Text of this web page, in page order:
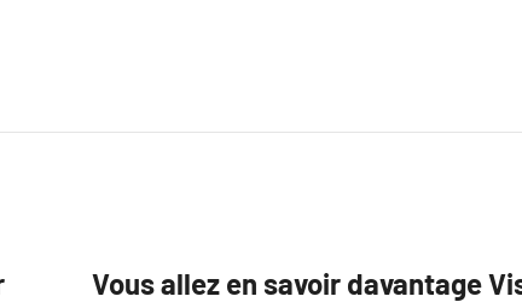
Vous allez en savoir davantage